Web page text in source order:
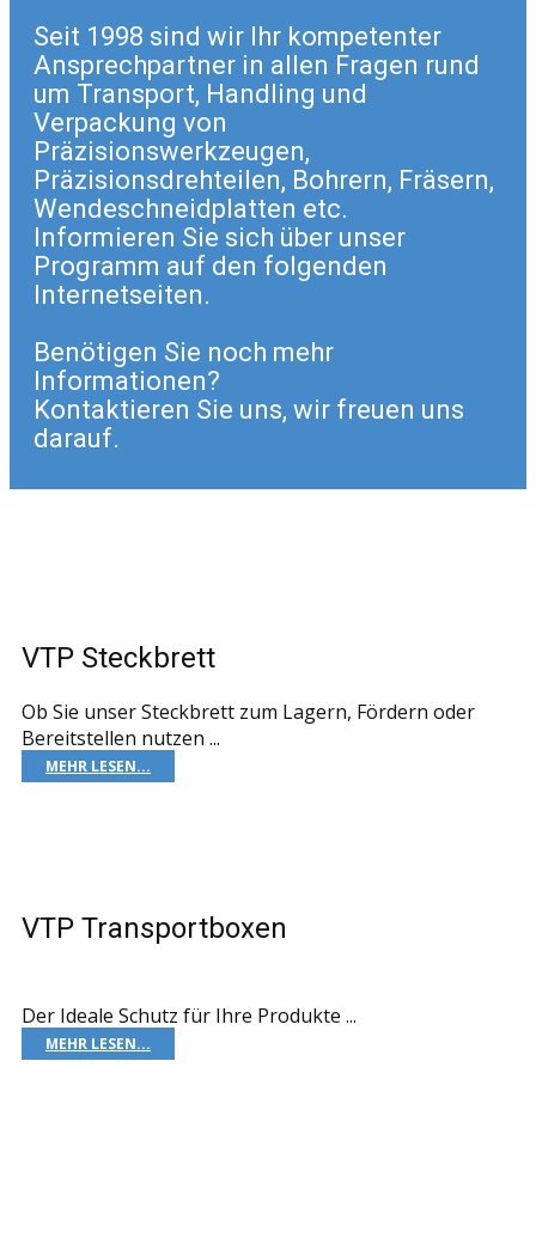
Seit 1998 sind wir Ihr kompetenter
Ansprechpartner in allen Fragen rund
um Transport, Handling und
Verpackung von
Präzisionswerkzeugen,
Präzisionsdrehteilen, Bohrern, Fräsern,
Wendeschneidplatten etc.
Informieren Sie sich über unser
Programm auf den folgenden
Internetseiten.
Benötigen Sie noch mehr
Informationen?
Kontaktieren Sie uns, wir freuen uns
darauf.
VTP Steckbrett
Ob Sie unser Steckbrett zum Lagern, Fördern oder
Bereitstellen nutzen ...
MEHR LESEN...
VTP Transportboxen
Der Ideale Schutz für Ihre Produkte ...
MEHR LESEN...